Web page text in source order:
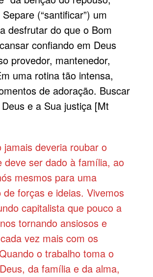
(“santificar”) um
desfrutar do que o Bom
confiando em Deus
provedor, mantenedor,
uma rotina tão intensa,
de adoração. Buscar
e a Sua justiça [Mt
jamais deveria roubar o
deve ser dado à família, ao
mesmos para uma
de forças e ideias. Vivemos
capitalista que pouco a
tornando ansiosos e
vez mais com os
o trabalho toma o
da família e da alma,